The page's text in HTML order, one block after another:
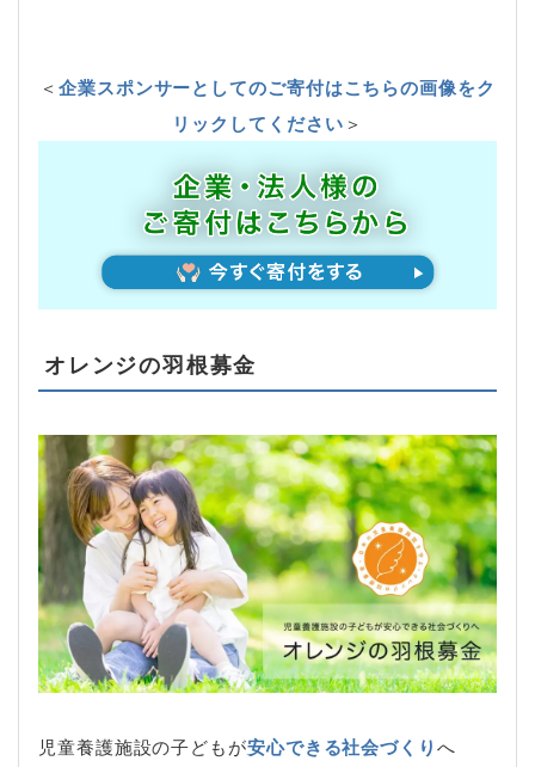
＜企業スポンサーとしてのご寄付はこちらの画像をク
リックしてください＞
オレンジの羽根募金
児童養護施設の子どもが安心できる社会づくりへ